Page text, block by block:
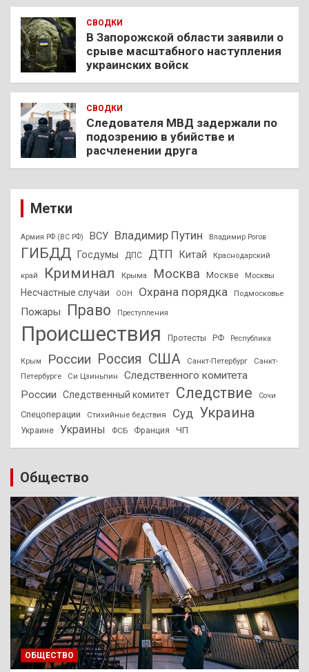
СВОДКИ
В Запорожской области заявили о
срыве масштабного наступления
украинских войск
СВОДКИ
Следователя МВД задержали по
подозрению в убийстве и
расчленении друга
Метки
Армия РФ (ВС РФ) ВСУ Владимир Путин Владимир Рогов
ГИБДД Госдумы ДПС ДТП Китай Краснодарский
край Криминал Крыма Москва Москве Москвы
Несчастные случаи ООН Охрана порядка Подмосковье
Пожары Право Преступления
Происшествия Протесты РФ Республика
Крым России Россия США Санкт-Петербург
Санкт-
Петербурге
Си Цзиньпин
Следственного комитета
России
Следственный комитет Следствие Сочи
Спецоперации Стихийные бедствия Суд Украина
Украине Украины ФСБ Франция ЧП
Общество
ОБЩЕСТВО